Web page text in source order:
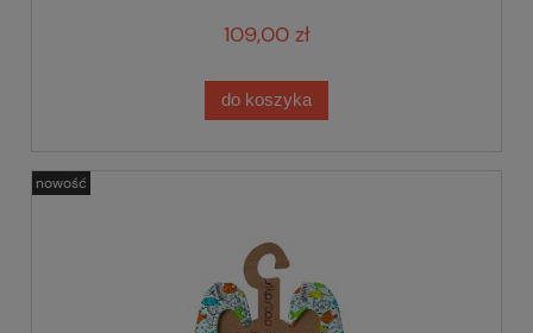
109,00 zł
do koszyka
nowość